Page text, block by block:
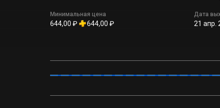
Минимальная цена
644,00 ₽ 644,00 ₽
Дата
21 апр.